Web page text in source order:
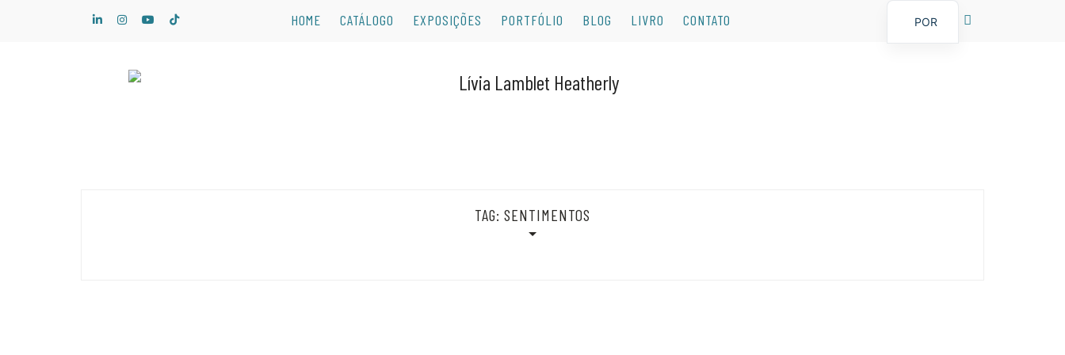
HOME CATÁLOGO EXPOSIÇÕES PORTFÓLIO BLOG LIVRO CONTATO
TAG: SENTIMENTOS
POR